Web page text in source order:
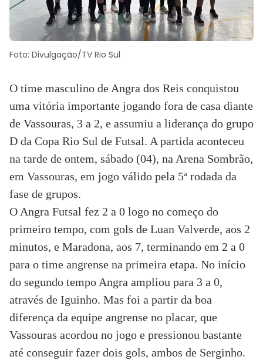
Foto: Divulgação/TV Rio Sul
O time masculino de Angra dos Reis conquistou
uma vitória importante jogando fora de casa diante
de Vassouras, 3 a 2, e assumiu a liderança do grupo
D da Copa Rio Sul de Futsal. A partida aconteceu
na tarde de ontem, sábado (04), na Arena Sombrão,
em Vassouras, em jogo válido pela 5ª rodada da
fase de grupos.
O Angra Futsal fez 2 a 0 logo no começo do
primeiro tempo, com gols de Luan Valverde, aos 2
minutos, e Maradona, aos 7, terminando em 2 a 0
para o time angrense na primeira etapa. No início
do segundo tempo Angra ampliou para 3 a 0,
através de Iguinho. Mas foi a partir da boa
diferença da equipe angrense no placar, que
Vassouras acordou no jogo e pressionou bastante
até conseguir fazer dois gols, ambos de Serginho.